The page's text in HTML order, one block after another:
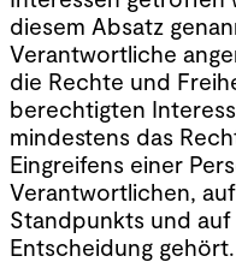
diesem Absatz
Verantwortliche
die Rechte und
berechtigten
mindestens das
Eingreifens einer
Verantwortlichen,
Standpunkts und
Entscheidung gehört.